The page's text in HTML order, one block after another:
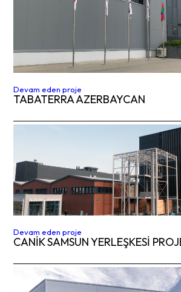
Devam eden proje
TABATERRA AZERBAYCAN
Devam eden proje
CANIK SAMSUN YERLEŞKESİ